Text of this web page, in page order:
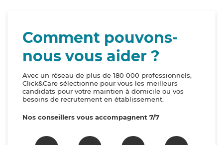
Comment pouvons-
nous vous aider ?
Avec un réseau de plus de 180 000 professionnels,
Click&Care sélectionne pour vous les meilleurs
candidats pour votre maintien à domicile ou vos
besoins de recrutement en établissement.
Nos conseillers vous accompagnent 7/7